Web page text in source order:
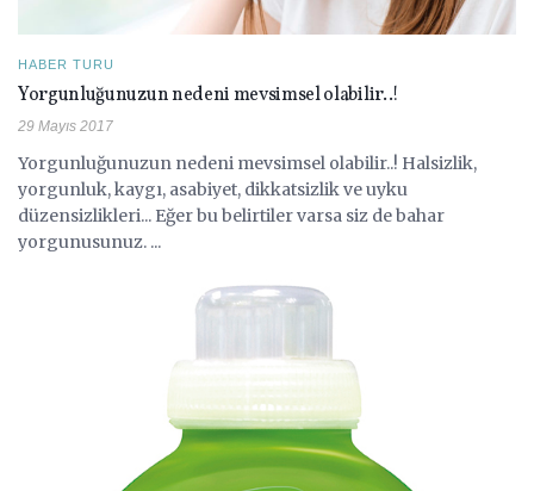
HABER TURU
Yorgunluğunuzun nedeni mevsimsel olabilir..!
29 Mayıs 2017
Yorgunluğunuzun nedeni mevsimsel olabilir..! Halsizlik,
yorgunluk, kaygı, asabiyet, dikkatsizlik ve uyku
düzensizlikleri... Eğer bu belirtiler varsa siz de bahar
yorgunusunuz. ...